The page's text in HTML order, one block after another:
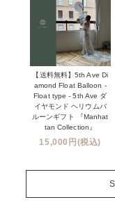
１１０００円以上
NEW YORK
※コンフェッティ
ウェディングコン
実店舗について -
センター店・沖縄
プリントサービス
前撮り写真バルー
姉妹店＆関連ショ
安心のチャビーバ
【送料無料】5th Ave Di
amond Float Balloon -
Float type - 5th Ave ダ
イヤモンド ヘリウムバ
ルーンギフト 『Manhat
tan Collection』
15,000円(税込)